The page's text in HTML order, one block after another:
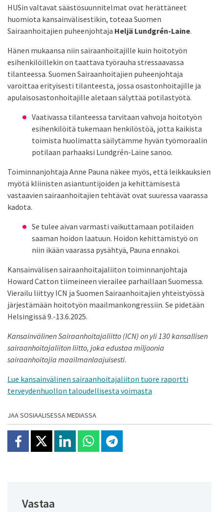
HUSin valtavat säästösuunnitelmat ovat herättäneet
huomiota kansainvälisestikin, toteaa Suomen
Sairaanhoitajien puheenjohtaja Heljä Lundgrén-Laine.
Hänen mukaansa niin sairaanhoitajille kuin hoitotyön
esihenkilöillekin on taattava työrauha stressaavassa
tilanteessa. Suomen Sairaanhoitajien puheenjohtaja
varoittaa erityisesti tilanteesta, jossa osastonhoitajille ja
apulaisosastonhoitajille aletaan sälyttää potilastyötä.
Vaativassa tilanteessa tarvitaan vahvoja hoitotyön
esihenkilöitä tukemaan henkilöstöä, jotta kaikista
toimista huolimatta säilytämme hyvän työmoraalin
potilaan parhaaksi Lundgrén-Laine sanoo.
Toiminnanjohtaja Anne Pauna näkee myös, että leikkauksien
myötä kliinisten asiantuntijoiden ja kehittämisestä
vastaavien sairaanhoitajien tehtävät ovat suuressa vaarassa
kadota.
Se tulee aivan varmasti vaikuttamaan potilaiden
saaman hoidon laatuun. Hoidon kehittämistyö on
niin ikään vaarassa pysähtyä, Pauna ennakoi.
Kansainvälisen sairaanhoitajaliiton toiminnanjohtaja
Howard Catton tiimeineen vierailee parhaillaan Suomessa.
Vierailu liittyy ICN ja Suomen Sairaanhoitajien yhteistyössä
järjestämään hoitotyön maailmankongressiin. Se pidetään
Helsingissä 9.-13.6.2025.
Kansainvälinen Sairaanhoitajaliitto (ICN) on yli 130 kansallisen
sairaanhoitajaliiton liitto, joka edustaa miljoonia
sairaanhoitajia maailmanlaajuisesti.
Lue kansainvälinen sairaanhoitajaliiton tuore raportti
terveydenhuollon taloudellisesta voimasta
JAA SOSIAALISESSA MEDIASSA
Jaa Facebookissa
Jaa X:ssäJaa Linkedinissä
Jaa Whatsappissa
Jaa Telegramissa
Vastaa